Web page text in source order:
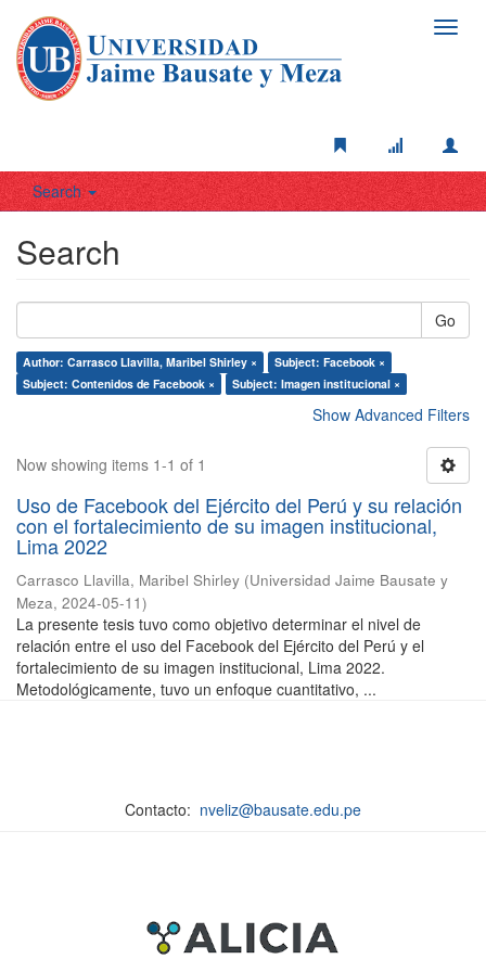
Search
Search
Go
Author: Carrasco Llavilla, Maribel Shirley ×
Subject: Facebook ×
Subject: Contenidos de Facebook ×
Subject: Imagen institucional ×
Show Advanced Filters
Now showing items 1-1 of 1
Uso de Facebook del Ejército del Perú y su relación
con el fortalecimiento de su imagen institucional,
Lima 2022
Carrasco Llavilla, Maribel Shirley (Universidad Jaime Bausate y
Meza, 2024-05-11)
La presente tesis tuvo como objetivo determinar el nivel de
relación entre el uso del Facebook del Ejército del Perú y el
fortalecimiento de su imagen institucional, Lima 2022.
Metodológicamente, tuvo un enfoque cuantitativo, ...
Contacto: nveliz@bausate.edu.pe